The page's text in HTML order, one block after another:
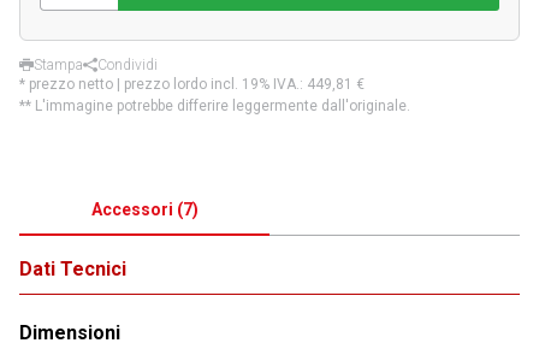
Stampa
Condividi
* prezzo netto | prezzo lordo incl. 19% IVA.: 449,81 €
** L'immagine potrebbe differire leggermente dall'originale.
Accessori (7)
Dati Tecnici
Dimensioni